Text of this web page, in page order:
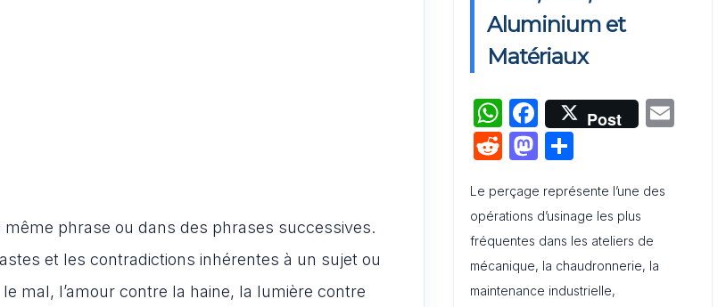
phrase ou dans des phrases successives.
et les contradictions inhérentes à un sujet ou
mal, l’amour contre la haine, la lumière contre
Activation de Marque : Mise en
Œuvre et Modèle de Feuille de
Route
Audit de Communication
Interne et Externe : Canevas
Word
Aluminium et
Matériaux
W
h
at
s
A
p
p
F
a
c
e
b
o
o
Post
R
d
di
t
M
st
o
d
o
ta
g
er
Le perçage représente l’une des
opérations d’usinage les plus
fréquentes dans les ateliers de
mécanique, la chaudronnerie, la
maintenance industrielle,